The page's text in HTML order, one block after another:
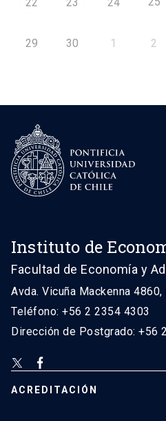
29 30 1 2
Instituto de
Facultad de Economía y
Avda. Vicuña Mackenna
Teléfono: +56 2 2354 4303
Dirección de Postgrado: +56
ACREDITACIÓN